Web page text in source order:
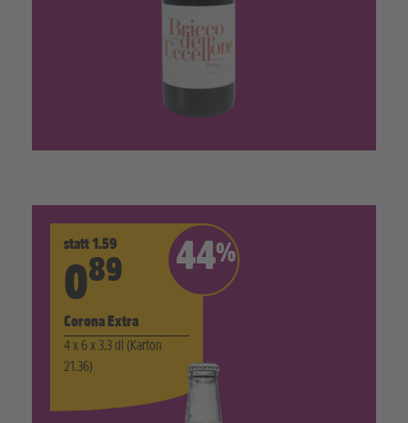
44%
statt 1.59
089
Corona Extra
4 x 6 x 3.3 dl (Karton
21.36)